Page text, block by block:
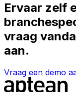
Ervaar zelf
vraag
aan.
Vraag een demo